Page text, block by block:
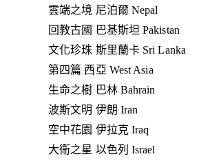
雲端之境 尼泊爾 Nepal
回教古國 巴基斯坦 Pakistan
文化珍珠 斯里蘭卡 Sri Lanka
第四篇 西亞 West Asia
生命之樹 巴林 Bahrain
波斯文明 伊朗 Iran
空中花園 伊拉克 Iraq
大衛之星 以色列 Israel